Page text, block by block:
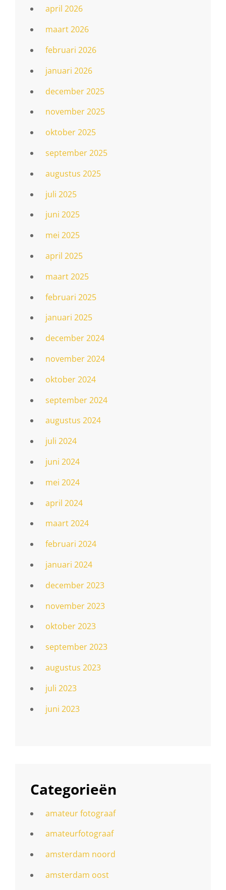
april 2026
maart 2026
februari 2026
januari 2026
december 2025
november 2025
oktober 2025
september 2025
augustus 2025
juli 2025
juni 2025
mei 2025
april 2025
maart 2025
februari 2025
januari 2025
december 2024
november 2024
oktober 2024
september 2024
augustus 2024
juli 2024
juni 2024
mei 2024
april 2024
maart 2024
februari 2024
januari 2024
december 2023
november 2023
oktober 2023
september 2023
augustus 2023
juli 2023
juni 2023
Categorieën
amateur fotograaf
amateurfotograaf
amsterdam noord
amsterdam oost